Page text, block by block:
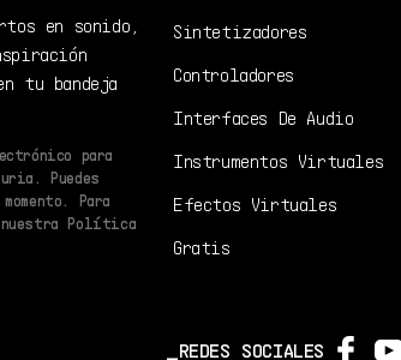
en sonido,
tu bandeja
para
Puedes
Para
nuestra Política
Sintetizadores
Controladores
Interfaces De Audio
Instrumentos Virtuales
Efectos Virtuales
Gratis
REDES SOCIALES